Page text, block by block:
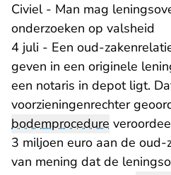
Civiel - Man mag
onderzoeken op valsheid
4 juli - Een oud-
geven in een originele
een notaris in depot ligt.
voorzieningenrechter
bodemprocedure
3 miljoen euro aan de oud-
van mening dat de